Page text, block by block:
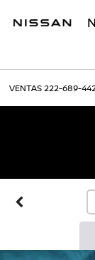
VENTAS222-689-